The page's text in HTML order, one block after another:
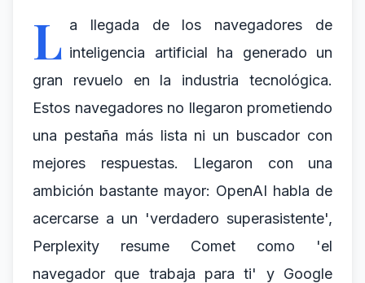
L a llegada de los navegadores de
inteligencia artificial ha generado un
gran revuelo en la industria tecnológica.
Estos navegadores no llegaron prometiendo
una pestaña más lista ni un buscador con
mejores respuestas. Llegaron con una
ambición bastante mayor: OpenAI habla de
acercarse a un 'verdadero superasistente',
Perplexity resume Comet como 'el
navegador que trabaja para ti' y Google